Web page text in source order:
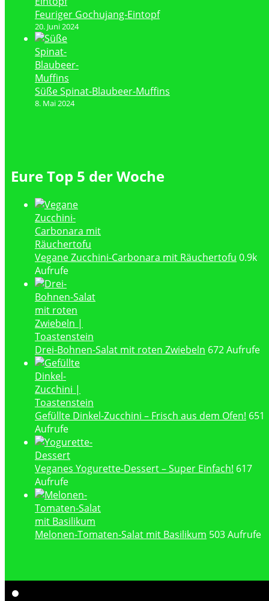
Feuriger Gochujang-Eintopf
20. Juni 2024
Süße Spinat-Blaubeer-Muffins
8. Mai 2024
Eure Top 5 der Woche
Vegane Zucchini-Carbonara mit Räuchertofu 0.9k
Aufrufe
Drei-Bohnen-Salat mit roten Zwiebeln 672 Aufrufe
Gefüllte Dinkel-Zucchini – Frisch aus dem Ofen! 651
Aufrufe
Veganes Yogurette-Dessert – Super Einfach! 617
Aufrufe
Melonen-Tomaten-Salat mit Basilikum 503 Aufrufe